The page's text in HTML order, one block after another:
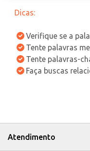
Dicas:
Verifique se a
Tente palavras
Tente palavras-
Faça buscas
Atendimento